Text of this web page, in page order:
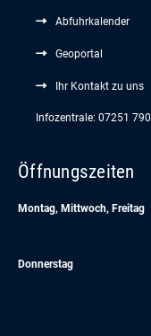
Abfuhrkalender
Geoportal
Ihr Kontakt zu uns
Infozentrale: 07251 790
Öffnungszeiten
Montag, Mittwoch, Freitag
Donnerstag